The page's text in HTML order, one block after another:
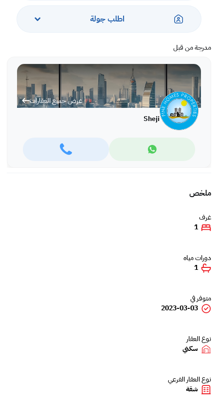
اطلب جولة
مدرجة من قبل
عرض جميع العقارات
Sheji
ملخص
غرف
1
دورات مياه
1
متوفر في
2023-03-03
نوع العقار
سكني
نوع العقار الفرعي
شقة